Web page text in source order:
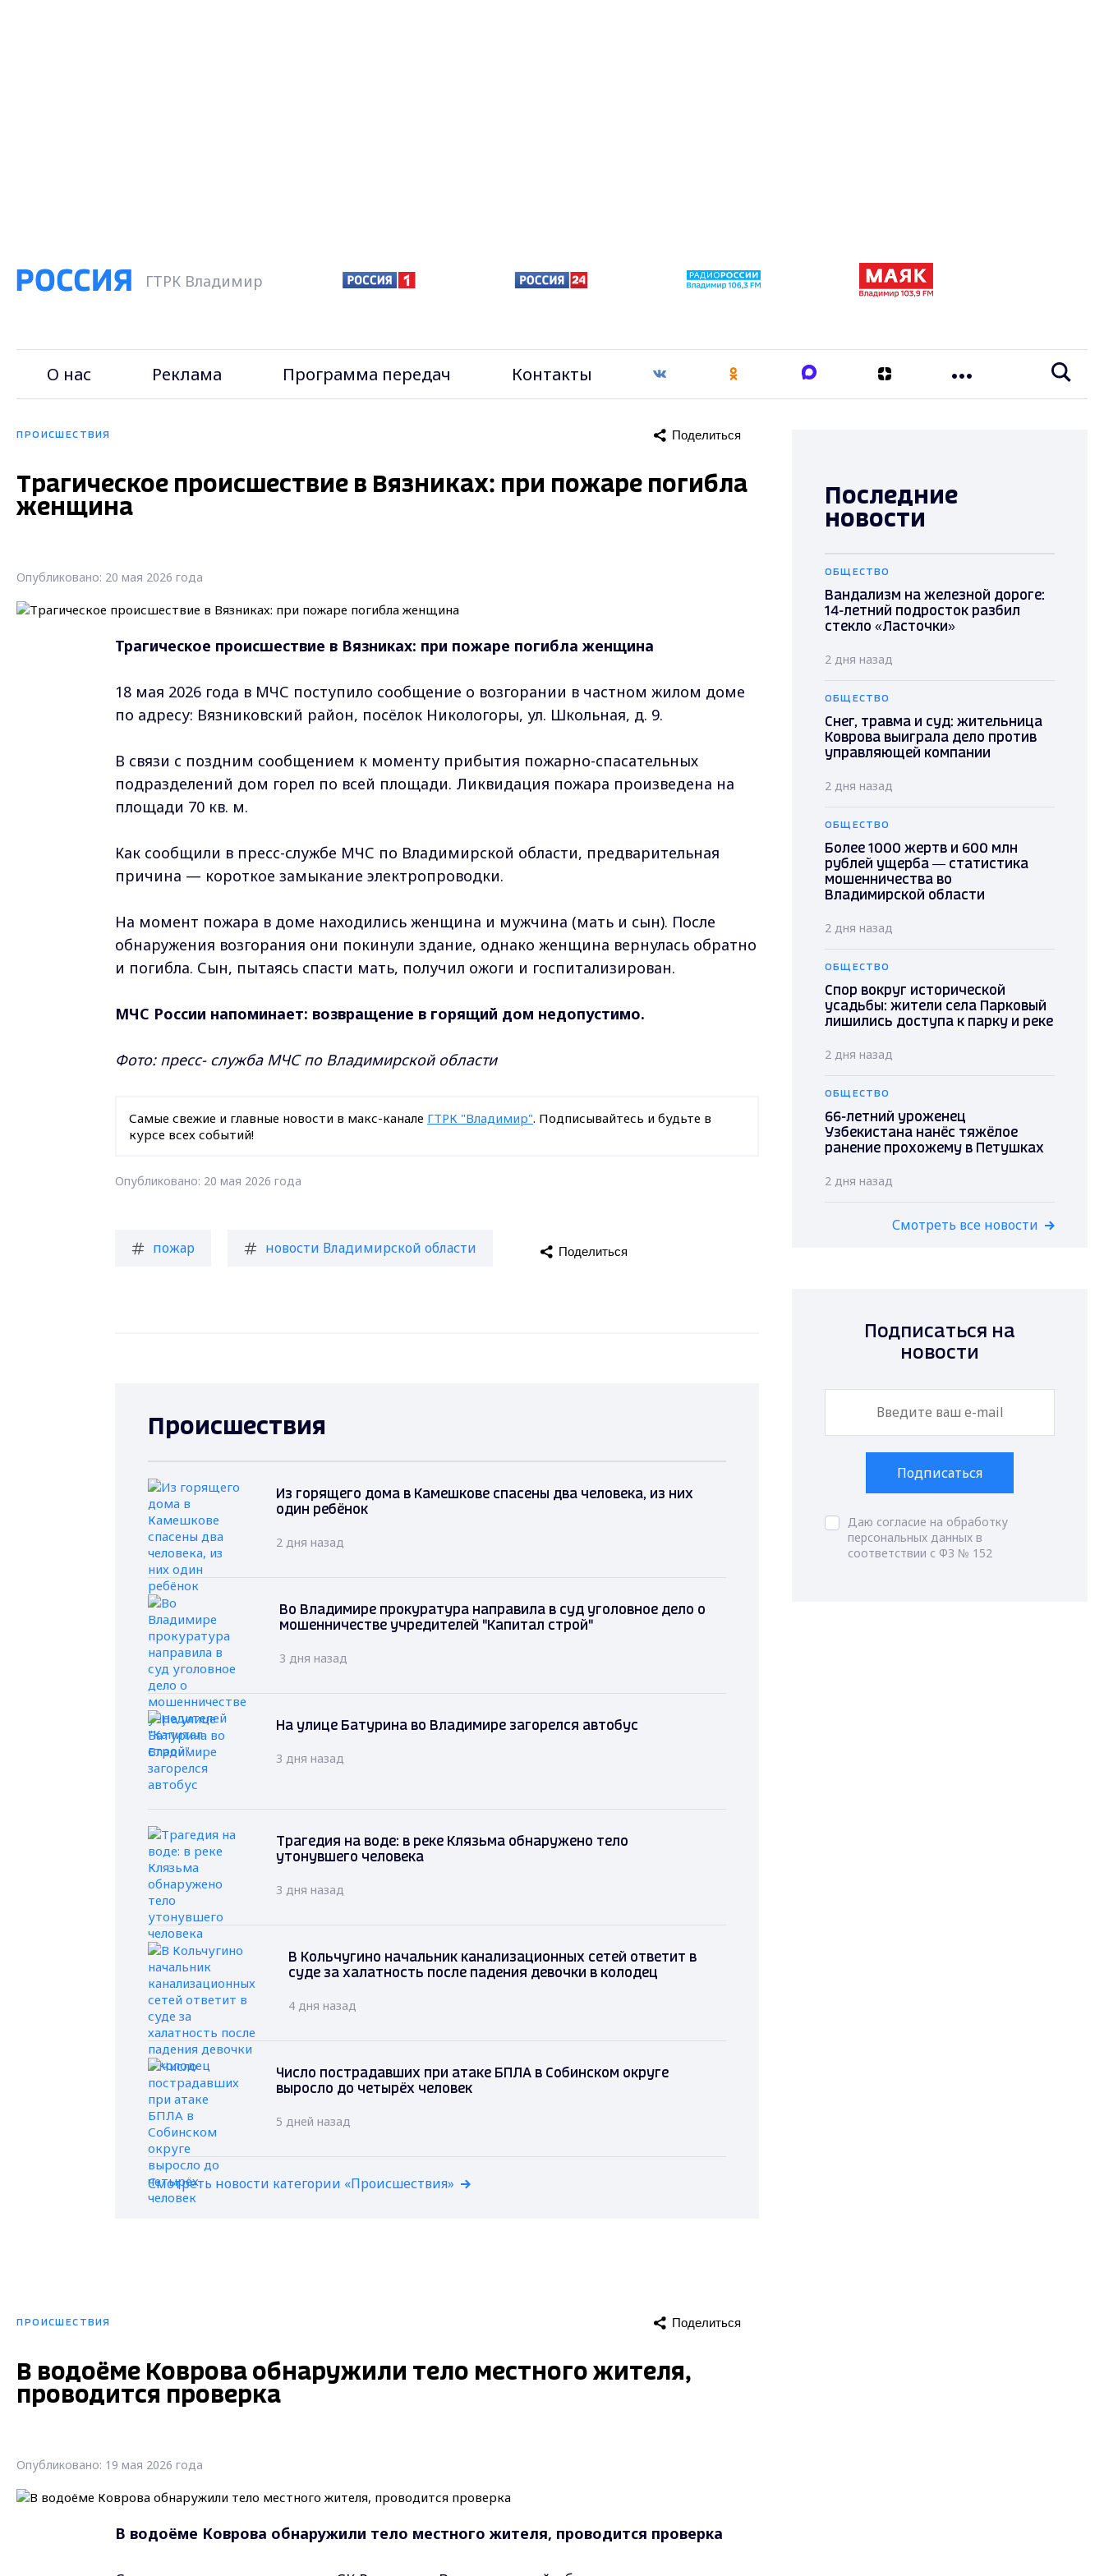
ГТРК Владимир
О нас Реклама Программа передач Контакты
ПРОИСШЕСТВИЯ Поделиться
Трагическое происшествие в Вязниках: при пожаре погибла
женщина
Опубликовано: 20 мая 2026 года
Трагическое происшествие в Вязниках: при пожаре погибла женщина
18 мая 2026 года в МЧС поступило сообщение о возгорании в частном жилом доме
по адресу: Вязниковский район, посёлок Никологоры, ул. Школьная, д. 9.
В связи с поздним сообщением к моменту прибытия пожарно-спасательных
подразделений дом горел по всей площади. Ликвидация пожара произведена на
площади 70 кв. м.
Как сообщили в пресс-службе МЧС по Владимирской области, предварительная
причина — короткое замыкание электропроводки.
На момент пожара в доме находились женщина и мужчина (мать и сын). После
обнаружения возгорания они покинули здание, однако женщина вернулась обратно
и погибла. Сын, пытаясь спасти мать, получил ожоги и госпитализирован.
МЧС России напоминает: возвращение в горящий дом недопустимо.
Фото: пресс- служба МЧС по Владимирской области
Самые свежие и главные новости в макс-канале ГТРК "Владимир". Подписывайтесь и будьте в
курсе всех событий!
Опубликовано: 20 мая 2026 года
пожар новости Владимирской области Поделиться
Происшествия
Из горящего дома в Камешкове спасены два человека, из них
один ребёнок
2 дня назад
Во Владимире прокуратура направила в суд уголовное дело о
мошенничестве учредителей "Капитал строй"
3 дня назад
На улице Батурина во Владимире загорелся автобус
3 дня назад
Трагедия на воде: в реке Клязьма обнаружено тело
утонувшего человека
3 дня назад
В Кольчугино начальник канализационных сетей ответит в
суде за халатность после падения девочки в колодец
4 дня назад
Число пострадавших при атаке БПЛА в Собинском округе
выросло до четырёх человек
5 дней назад
Смотреть новости категории «Происшествия»
ПРОИСШЕСТВИЯ Поделиться
В водоёме Коврова обнаружили тело местного жителя,
проводится проверка
Опубликовано: 19 мая 2026 года
В водоёме Коврова обнаружили тело местного жителя, проводится проверка
Последние
новости
ОБЩЕСТВО
Вандализм на железной дороге:
14-летний подросток разбил
стекло «Ласточки»
2 дня назад
ОБЩЕСТВО
Снег, травма и суд: жительница
Коврова выиграла дело против
управляющей компании
2 дня назад
ОБЩЕСТВО
Более 1000 жертв и 600 млн
рублей ущерба — статистика
мошенничества во
Владимирской области
2 дня назад
ОБЩЕСТВО
Спор вокруг исторической
усадьбы: жители села Парковый
лишились доступа к парку и реке
2 дня назад
ОБЩЕСТВО
66-летний уроженец
Узбекистана нанёс тяжёлое
ранение прохожему в Петушках
2 дня назад
Смотреть все новости
Подписаться на
новости
Подписаться
Даю согласие на обработку
персональных данных в
соответствии с ФЗ № 152